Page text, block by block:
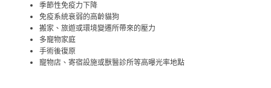
季節性免疫力下降
免疫系統衰弱的高齡貓狗
搬家、旅遊或環境變遷所帶來的壓力
多寵物家庭
手術後復原
寵物店、寄宿設施或獸醫診所等高曝光率地點